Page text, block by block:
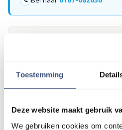
Toestemming
Deze website maakt gebruik
We gebruiken cookies om
Foutje gezien of twijfel
Zie je een fout in dit artikel,
advertentie tegen die niet klopt?
redactie@omroeparchipel.nl.